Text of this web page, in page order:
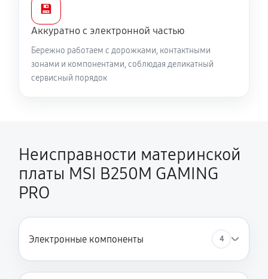
💾
Аккуратно с электронной частью
Бережно работаем с дорожками, контактными
зонами и компонентами, соблюдая деликатный
сервисный порядок
Неисправности материнской
платы MSI B250M GAMING
PRO
Электронные компоненты 4